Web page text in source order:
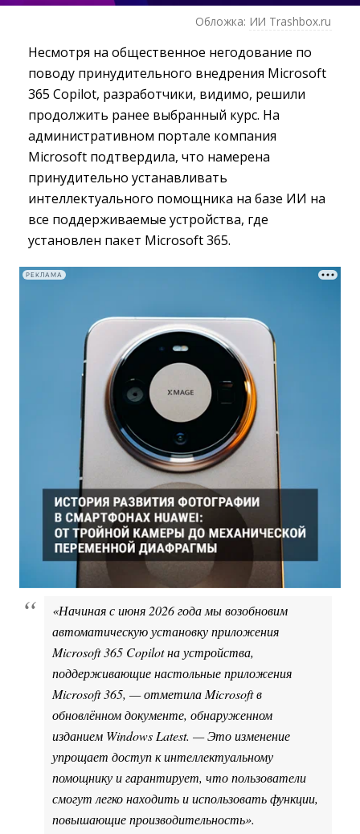
Обложка: ИИ Trashbox.ru
Несмотря на общественное негодование по
поводу принудительного внедрения Microsoft
365 Copilot, разработчики, видимо, решили
продолжить ранее выбранный курс. На
административном портале компания
Microsoft подтвердила, что намерена
принудительно устанавливать
интеллектуального помощника на базе ИИ на
все поддерживаемые устройства, где
установлен пакет Microsoft 365.
РЕКЛАМА
«Начиная с июня 2026 года мы возобновим
автоматическую установку приложения
Microsoft 365 Copilot на устройства,
поддерживающие настольные приложения
Microsoft 365, — отметила Microsoft в
обновлённом документе, обнаруженном
изданием Windows Latest. — Это изменение
упрощает доступ к интеллектуальному
помощнику и гарантирует, что пользователи
смогут легко находить и использовать функции,
повышающие производительность».